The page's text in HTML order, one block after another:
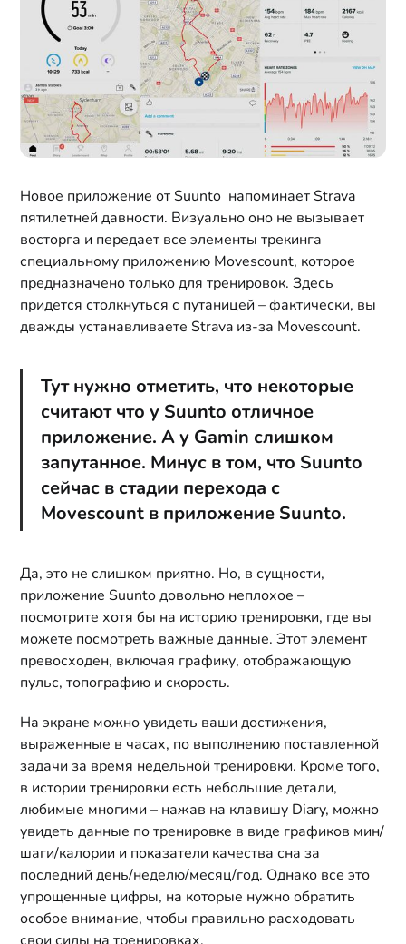
Новое приложение от Suunto напоминает Strava
пятилетней давности. Визуально оно не вызывает
восторга и передает все элементы трекинга
специальному приложению Movescount, которое
предназначено только для тренировок. Здесь
придется столкнуться с путаницей – фактически, вы
дважды устанавливаете Strava из-за Movescount.
Тут нужно отметить, что некоторые
считают что у Suunto отличное
приложение. А у Gamin слишком
запутанное. Минус в том, что Suunto
сейчас в стадии перехода с
Movescount в приложение Suunto.
Да, это не слишком приятно. Но, в сущности,
приложение Suunto довольно неплохое –
посмотрите хотя бы на историю тренировки, где вы
можете посмотреть важные данные. Этот элемент
превосходен, включая графику, отображающую
пульс, топографию и скорость.
На экране можно увидеть ваши достижения,
выраженные в часах, по выполнению поставленной
задачи за время недельной тренировки. Кроме того,
в истории тренировки есть небольшие детали,
любимые многими – нажав на клавишу Diary, можно
увидеть данные по тренировке в виде графиков мин/
шаги/калории и показатели качества сна за
последний день/неделю/месяц/год. Однако все это
упрощенные цифры, на которые нужно обратить
особое внимание, чтобы правильно расходовать